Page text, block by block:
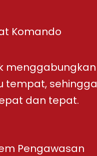
Komando
tempat,
dan tepat.
Pengawasan